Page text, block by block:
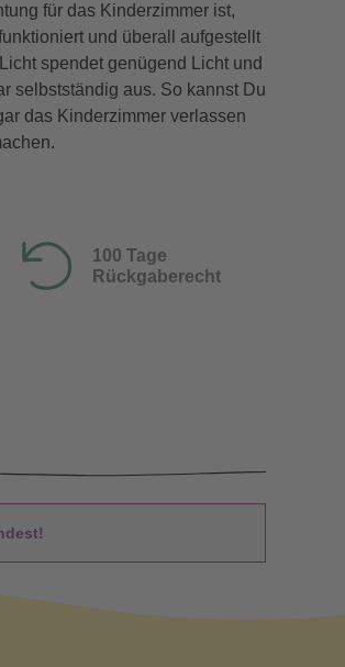
für das Kinderzimmer ist,
und überall aufgestellt
spendet genügend Licht und
selbstständig aus. So kannst Du
das Kinderzimmer verlassen
100 Tage
Rückgaberecht